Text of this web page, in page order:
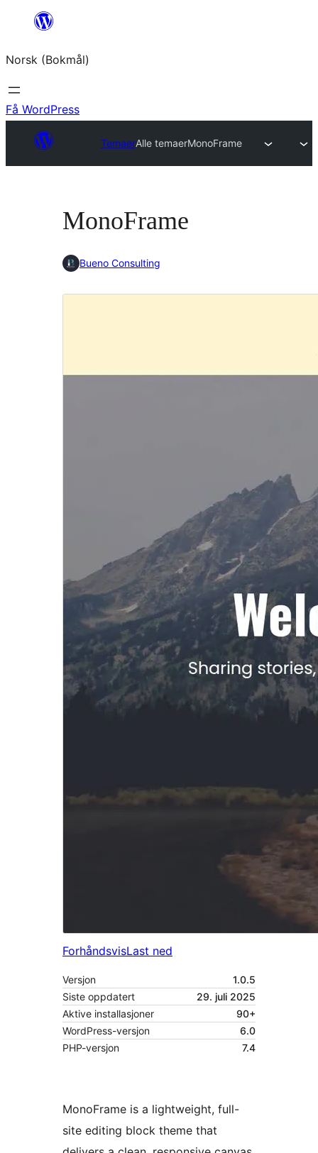
Hopp
innhold
Norsk (Bokmål)
Få WordPress
TemaerAlle temaerMonoFrame
MonoFrame
Bueno Consulting
ForhåndsvisLast ned
Versjon
1.0.5
Siste oppdatert
29. juli 2025
Aktive installasjoner
90+
WordPress-versjon
6.0
PHP-versjon
7.4
MonoFrame is a lightweight, full-
site editing block theme that